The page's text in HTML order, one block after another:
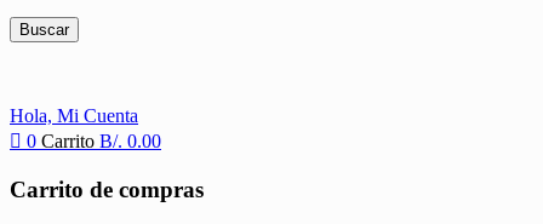
Buscar
Hola, Mi Cuenta
0 Carrito B/. 0.00
Carrito de compras